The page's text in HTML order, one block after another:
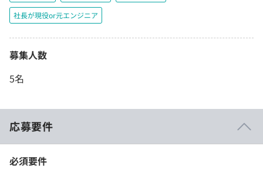
社長が現役or元エンジニア
募集人数
5名
応募要件
必須要件